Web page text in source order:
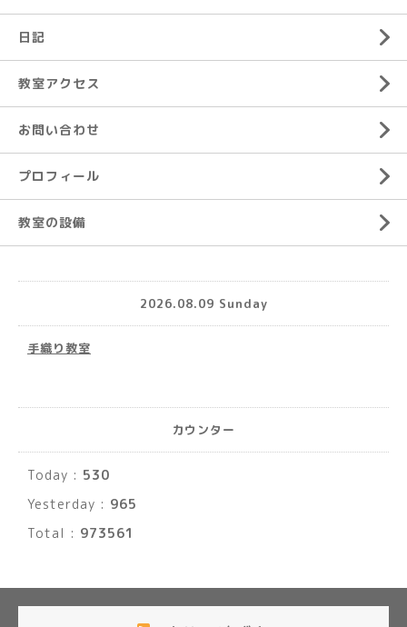
日記
教室アクセス
お問い合わせ
プロフィール
教室の設備
2026.08.09 Sunday
手織り教室
カウンター
Today : 530
Yesterday : 965
Total : 973561